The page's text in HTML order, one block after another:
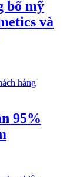
bố mỹ
và
95%